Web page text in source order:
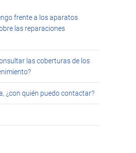
frente a los aparatos
las reparaciones
las coberturas de los
¿con quién puedo contactar?